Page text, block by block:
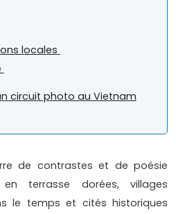
locales
circuit photo au Vietnam
de contrastes et de poésie
en terrasse dorées, villages
le temps et cités historiques